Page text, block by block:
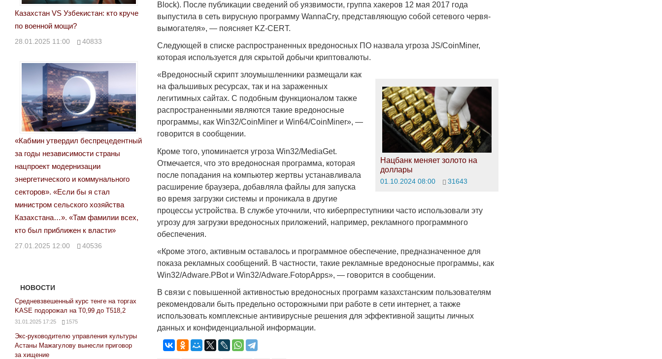
Block). После публикации сведений об уязвимости, группа хакеров 12 мая 2017 года
выпустила в сеть вирусную программу WannaCry, представляющую собой сетевого червя-
вымогателя», — поясняет KZ-CERT.
Следующей в списке распространенных вредоносных ПО назвала угроза JS/CoinMiner,
которая используется для скрытой добычи криптовалюты.
Нацбанк меняет золото на
доллары
01.10.2024 08:00 31643
«Вредоносный скрипт злоумышленники размещали как
на фальшивых ресурсах, так и на зараженных
легитимных сайтах. С подобным функционалом также
распространенными являются такие вредоносные
программы, как Win32/CoinMiner и Win64/CoinMiner», —
говорится в сообщении.
Кроме того, упоминается угроза Win32/MediaGet.
Отмечается, что это вредоносная программа, которая
после попадания на компьютер жертвы устанавливала
расширение браузера, добавляла файлы для запуска
во время загрузки системы и проникала в другие
процессы устройства. В службе уточнили, что киберпреступники часто использовали эту
угрозу для загрузки вредоносных приложений, например, рекламного программного
обеспечения.
«Кроме этого, активным оставалось и программное обеспечение, предназначенное для
показа рекламных сообщений. В частности, такие рекламные вредоносные программы, как
Win32/Adware.PBot и Win32/Adware.FotopApps», — говорится в сообщении.
В связи с повышенной активностью вредоносных программ казахстанским пользователям
рекомендовали быть предельно осторожными при работе в сети интернет, а также
использовать комплексные антивирусные решения для эффективной защиты личных
данных и конфиденциальной информации.
Казахстан VS Узбекистан: кто круче
по военной мощи?
28.01.2025 11:00 40833
«Кабмин утвердил беспрецедентный
за годы независимости страны
нацпроект модернизации
энергетического и коммунального
секторов». «Если бы я стал
министром сельского хозяйства
Казахстана…». «Там фамилии всех,
кто был приближен к власти»
27.01.2025 12:00 40536
НОВОСТИ
Средневзвешенный курс тенге на торгах
KASE подорожал на Т0,99 до Т518,2
31.01.2025 17:25 1575
Экс-руководителю управления культуры
Астаны Мажагулову вынесли приговор
за хищение